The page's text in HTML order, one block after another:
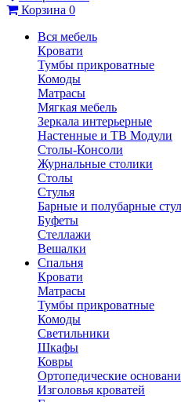
Корзина 0
Вся мебель
Кровати
Тумбы прикроватные
Комоды
Матрасы
Мягкая мебель
Зеркала интерьерные
Настенные и ТВ Модули
Столы-Консоли
Журнальные столики
Столы
Стулья
Барные и полубарные
Буфеты
Стеллажи
Вешалки
Cпальня
Кровати
Матрасы
Тумбы прикроватные
Комоды
Светильники
Шкафы
Ковры
Ортопедические
Изголовья кроватей